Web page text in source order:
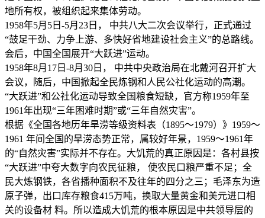
地所有权，被组织起来集体劳动。
1958年5月5日-5月23日， 中共八大二次会议举行，正式通过
“鼓足干劲、力争上游、多快好省地建设社会主义”的总路线。
会后，中国全国展开“大跃进”运动。
1958年8月17日-8月30日， 中共中央政治局在北戴河召开扩大
会议，随后，中国掀起全民炼钢和人民公社化运动的高潮。
“大跃进”和公社化运动导致全国粮食短缺，官方称1959年至
1961年出现“三年困难时期”或“三年自然灾害”。
根据《全国各地历年旱涝等级资料表（1895～1979）》1959～
1961 年间全国的旱涝态势正常，属较好年景，1959～1961年
的“自然灾害”实际并不存在。大饥荒的真正原因是：各村县按
“大跃进”中夸大数字向农民征粮， 使农民口粮严重不足；全
民大炼钢铁，各省播种面积不及往年的四分之三；毛泽东为造
原子弹，出口库存粮食415万吨，换取大量黄金和美元进口相
关的设备材 料。所以造成大饥荒的根本原因是中共领导层的